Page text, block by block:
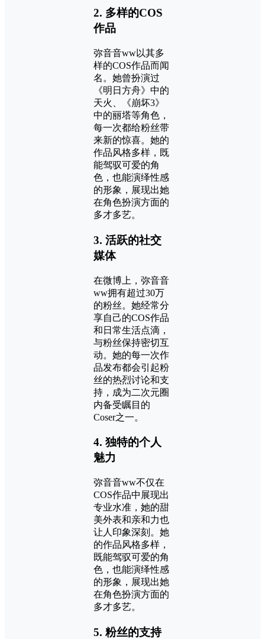
2. 多样的COS
作品
弥音音ww以其多
样的COS作品而闻
名。她曾扮演过
《明日方舟》中的
天火、《崩坏3》
中的丽塔等角色，
每一次都给粉丝带
来新的惊喜。她的
作品风格多样，既
能驾驭可爱的角
色，也能演绎性感
的形象，展现出她
在角色扮演方面的
多才多艺。
3. 活跃的社交
媒体
在微博上，弥音音
ww拥有超过30万
的粉丝。她经常分
享自己的COS作品
和日常生活点滴，
与粉丝保持密切互
动。她的每一次作
品发布都会引起粉
丝的热烈讨论和支
持，成为二次元圈
内备受瞩目的
Coser之一。
4. 独特的个人
魅力
弥音音ww不仅在
COS作品中展现出
专业水准，她的甜
美外表和亲和力也
让人印象深刻。她
的作品风格多样，
既能驾驭可爱的角
色，也能演绎性感
的形象，展现出她
在角色扮演方面的
多才多艺。
5. 粉丝的支持